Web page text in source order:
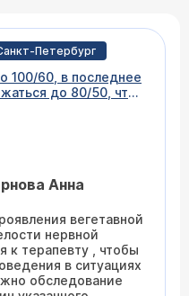
Петербург
100/60, в последнее
до 80/50, что
слабостью.
опасно и плохо,
но экг отличное
до 120-130.
опасно?
Анна
нервной
к терапевту , чтобы
в ситуациях
обследование